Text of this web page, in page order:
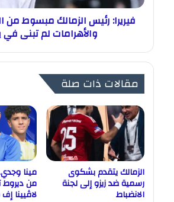
فيريرا: رئيس الزمالك مبسوط من
والأهرامات لم تبنى
مقالات ذات صلة
الزمالك يتقدم بشكوى
رسمية ضد زيزو إلى لجنة
الانضباط
مينا
من
لاڤيينا